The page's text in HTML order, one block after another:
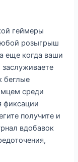
геймеры
розыгрыш
еще когда ваши
беглые
среди
фиксации
получите и
вдобавок